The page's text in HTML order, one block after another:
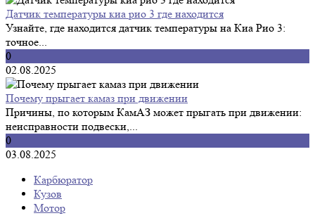
Датчик температуры киа рио 3 где находится
Узнайте, где находится датчик температуры на Киа Рио 3:
точное...
0
02.08.2025
Почему прыгает камаз при движении
Причины, по которым КамАЗ может прыгать при движении:
неисправности подвески,...
0
03.08.2025
Карбюратор
Кузов
Мотор